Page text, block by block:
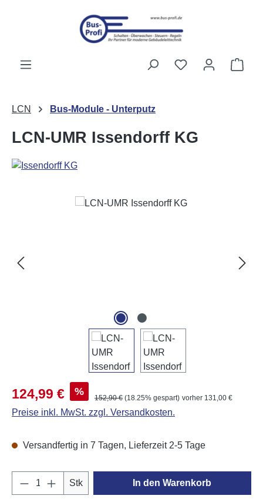
Zum Hauptinhalt springen
Du hast 0
LCN Bus-Module - Unterputz
LCN-UMR Issendorff KG
Bildergalerie überspringen
Verkaufspreis:
124,99 € % Regulärer Preis:
152,90 € (18.25% gespart) vorher 131,00 €
Preise inkl. MwSt. zzgl. Versandkosten.
Versandfertig in 7 Tagen, Lieferzeit 2-5 Tage
Produkt Anzahl: Gib den gewünschten
Stk In den Warenkorb